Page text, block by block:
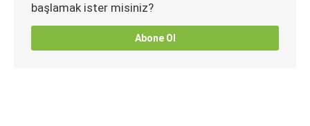
başlamak ister misiniz?
Abone Ol